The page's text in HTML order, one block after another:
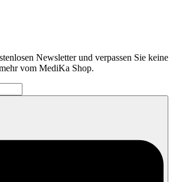
Newsletter und verpassen Sie keine
vom MediKa Shop.